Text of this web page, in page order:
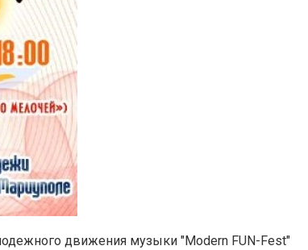
движения музыки "Modern FUN-Fest"